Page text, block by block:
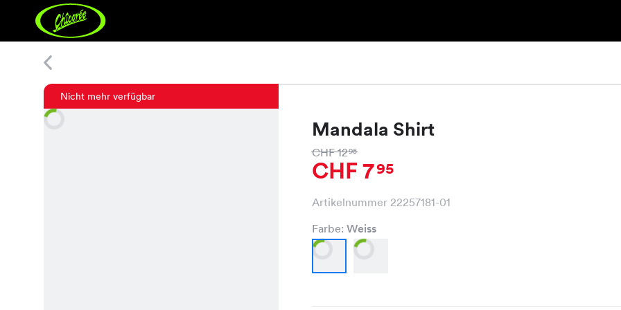
Nicht mehr verfügbar
Mandala Shirt
CHF 1295
CHF 795
Artikelnummer 22257181-01
Farbe: Weiss